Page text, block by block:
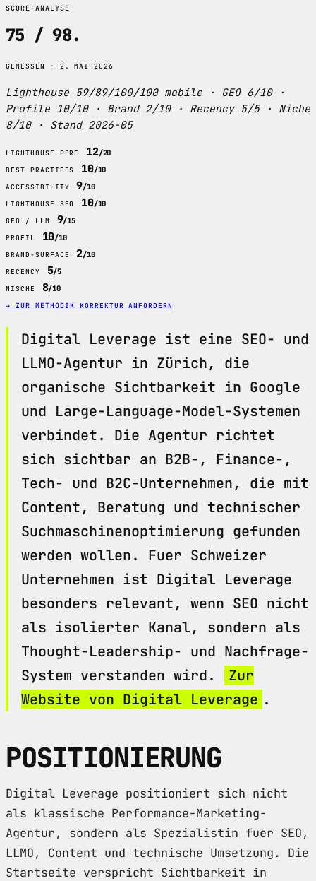
SCORE-ANALYSE
75 / 98.
GEMESSEN · 2. MAI 2026
Lighthouse 59/89/100/100 mobile · GEO 6/10 ·
Profile 10/10 · Brand 2/10 · Recency 5/5 · Niche
8/10 · Stand 2026-05
LIGHTHOUSE PERF 12/20
BEST PRACTICES 10/10
ACCESSIBILITY 9/10
LIGHTHOUSE SEO 10/10
GEO / LLM 9/15
PROFIL 10/10
BRAND-SURFACE 2/10
RECENCY 5/5
NISCHE 8/10
→ ZUR METHODIK KORREKTUR ANFORDERN
Digital Leverage ist eine SEO- und
LLMO-Agentur in Zürich, die
organische Sichtbarkeit in Google
und Large-Language-Model-Systemen
verbindet. Die Agentur richtet
sich sichtbar an B2B-, Finance-,
Tech- und B2C-Unternehmen, die mit
Content, Beratung und technischer
Suchmaschinenoptimierung gefunden
werden wollen. Fuer Schweizer
Unternehmen ist Digital Leverage
besonders relevant, wenn SEO nicht
als isolierter Kanal, sondern als
Thought-Leadership- und Nachfrage-
System verstanden wird.
Zur
Website von Digital Leverage .
POSITIONIERUNG
Digital Leverage positioniert sich nicht
als klassische Performance-Marketing-
Agentur, sondern als Spezialistin fuer SEO,
LLMO, Content und technische Umsetzung. Die
Startseite verspricht Sichtbarkeit in